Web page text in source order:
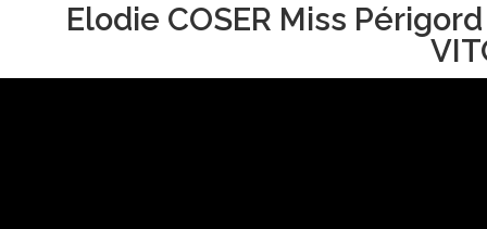
Elodie COSER Miss